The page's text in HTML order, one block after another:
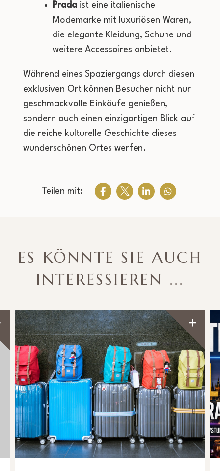
Prada ist eine italienische
Modemarke mit luxuriösen Waren,
die elegante Kleidung, Schuhe und
weitere Accessoires anbietet.
Während eines Spaziergangs durch diesen
exklusiven Ort können Besucher nicht nur
geschmackvolle Einkäufe genießen,
sondern auch einen einzigartigen Blick auf
die reiche kulturelle Geschichte dieses
wunderschönen Ortes werfen.
Teilen mit:
ES KÖNNTE SIE AUCH
INTERESSIEREN ...